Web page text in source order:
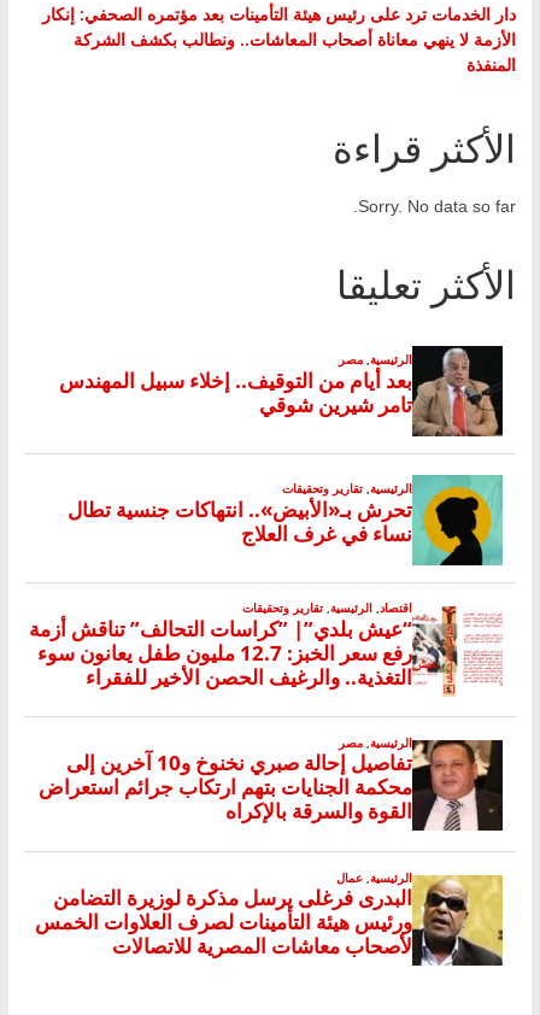
دار الخدمات ترد على رئيس هيئة التأمينات بعد مؤتمره الصحفي: إنكار
الأزمة لا ينهي معاناة أصحاب المعاشات.. ونطالب بكشف الشركة
المنفذة
الأكثر قراءة
Sorry. No data so far.
الأكثر تعليقا